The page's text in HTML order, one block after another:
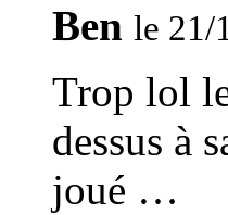
Ben le 21/
Trop lol
dessus à
joué …